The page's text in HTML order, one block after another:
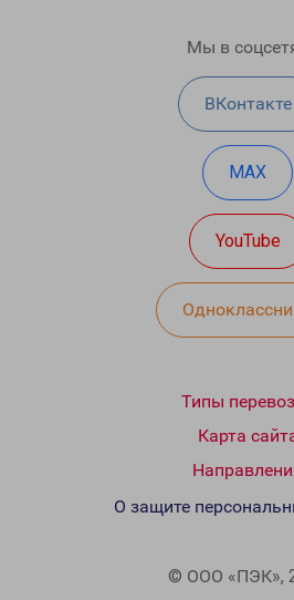
Мы в
ВКонтакте
MAX
YouTube
Типы
Карта
© ООО «ПЭК»,
О защите